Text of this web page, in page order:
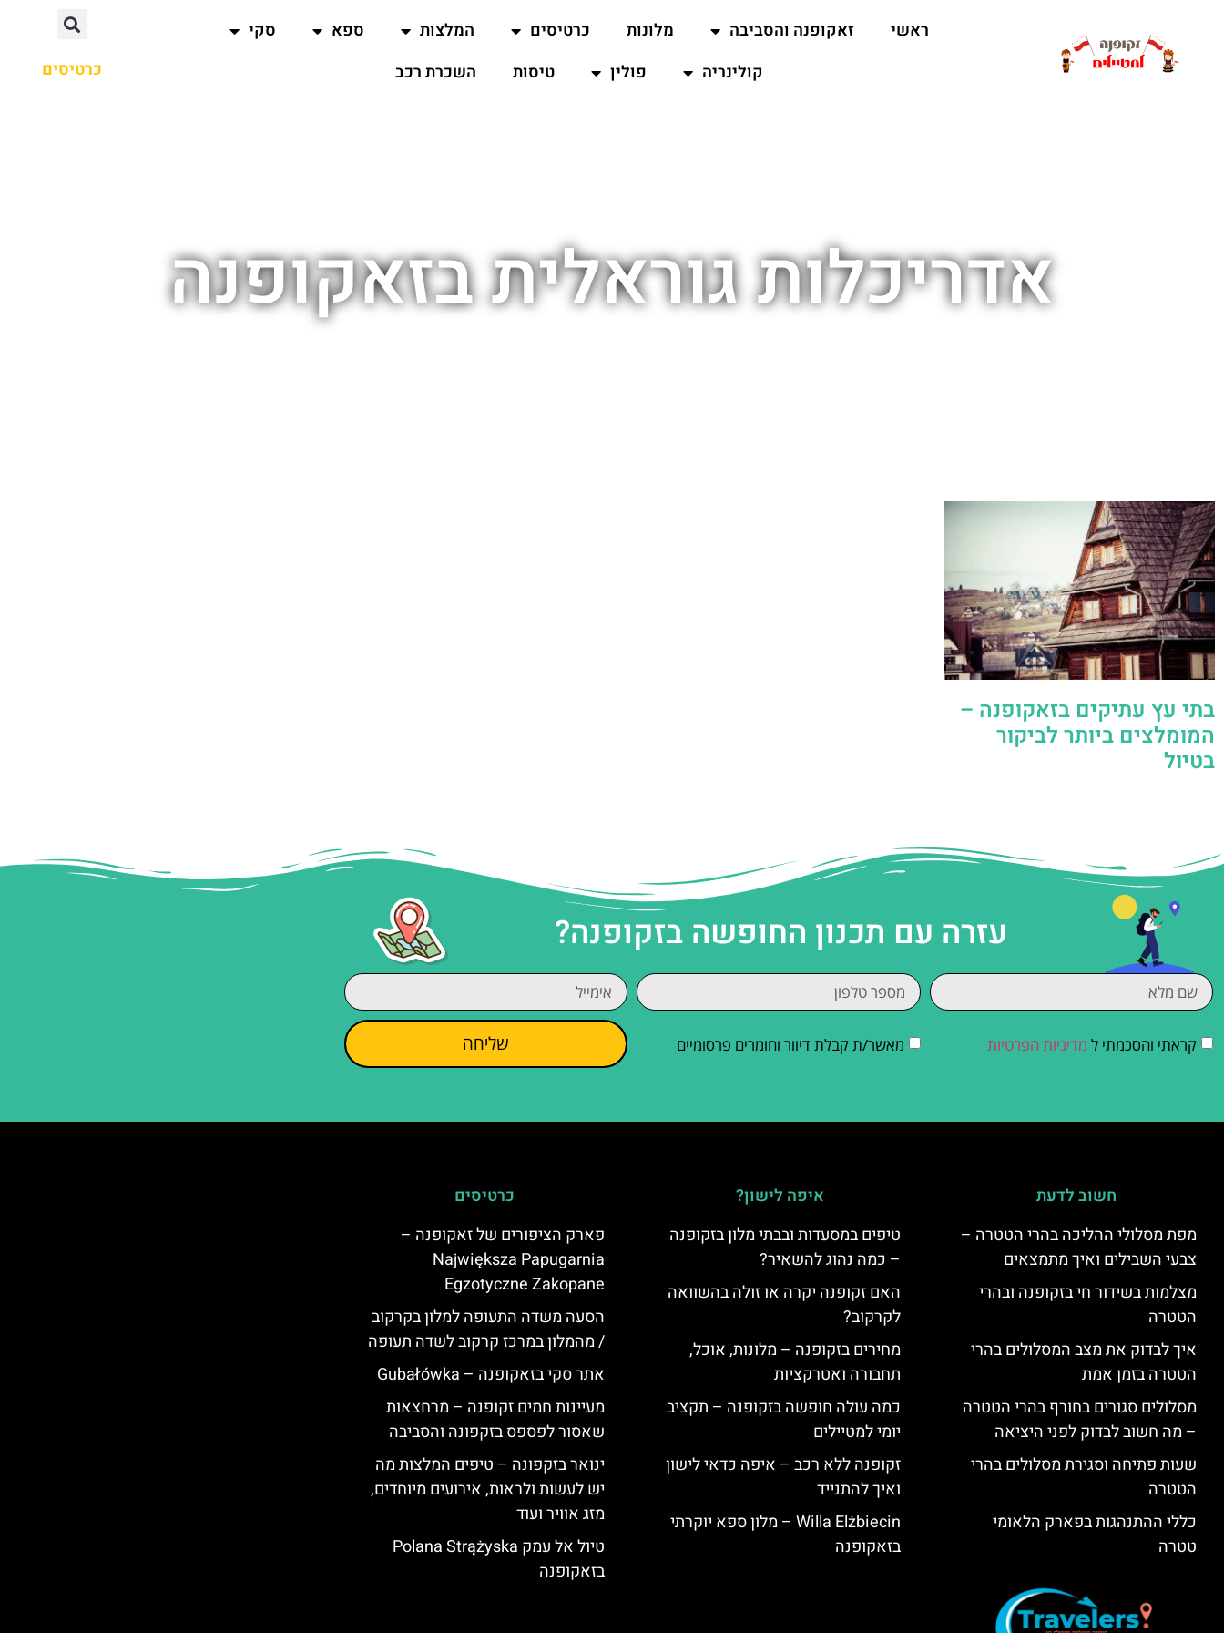
ראשי זאקופנה והסביבה מלונות כרטיסים המלצות ספא
סקי
קולינריה
פולין טיסות השכרת רכב כרטיסים
אדריכלות גוראלית בזאקופנה
בתי עץ עתיקים בזאקופנה –
המומלצים ביותר לביקור
בטיול
עזרה עם תכנון החופשה בזקופנה?
קראתי והסכמתי ל מדיניות הפרטיות מאשר/ת קבלת דיוור וחומרים פרסומיים שליחה
חשוב לדעת
מפת מסלולי ההליכה בהרי הטטרה –
צבעי השבילים ואיך מתמצאים
מצלמות בשידור חי בזקופנה ובהרי
הטטרה
איך לבדוק את מצב המסלולים בהרי
הטטרה בזמן אמת
מסלולים סגורים בחורף בהרי הטטרה
– מה חשוב לבדוק לפני היציאה
שעות פתיחה וסגירת מסלולים בהרי
הטטרה
כללי ההתנהגות בפארק הלאומי
טטרה
איפה לישון?
טיפים במסעדות ובבתי מלון בזקופנה
– כמה נהוג להשאיר?
האם זקופנה יקרה או זולה בהשוואה
לקרקוב?
מחירים בזקופנה – מלונות, אוכל,
תחבורה ואטרקציות
כמה עולה חופשה בזקופנה – תקציב
יומי למטיילים
זקופנה ללא רכב – איפה כדאי לישון
ואיך להתנייד
Willa Elżbiecin – מלון ספא יוקרתי
בזאקופנה
כרטיסים
פארק הציפורים של זאקופנה –
Największa Papugarnia
Egzotyczne Zakopane
הסעה משדה התעופה למלון בקרקוב
/ מהמלון במרכז קרקוב לשדה תעופה
אתר סקי בזאקופנה – Gubałówka
מעיינות חמים זקופנה – מרחצאות
שאסור לפספס בזקפונה והסביבה
ינואר בזקפונה – טיפים המלצות מה
יש לעשות ולראות, אירועים מיוחדים,
מזג אוויר ועוד
טיול אל עמק Polana Strążyska
בזאקופנה